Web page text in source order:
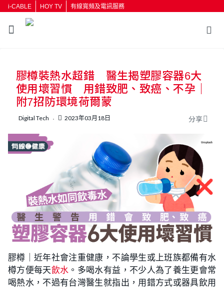
i-CABLE HOY TV 有線寬頻及電訊服務
按輸入鍵開始搜尋
膠樽裝熱水超錯 醫生揭塑膠容器6大
使用壞習慣 用錯致肥、致癌、不孕｜
附7招防環境荷爾蒙
Digital Tech 2023年03月18日 分享
膠樽｜近年社會注重健康，不論學生或上班族都備有水
樽方便每天飲水 。多喝水有益，不少人為了養生更會常
喝熱水，不過有台灣醫生就指出，用錯方式或器具飲用